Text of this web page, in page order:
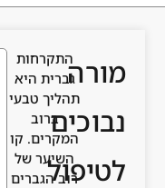
מורה
נבוכים
לטיפול
התקרחות
גברית היא
תהליך טבעי
ברוב
המקרים. קו
השיער של
רוב הגברים